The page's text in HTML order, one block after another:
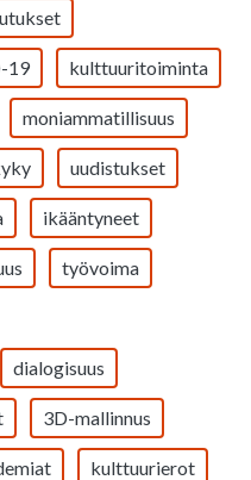
19 kulttuuritoiminta
moniammatillisuus
uudistukset
ikääntyneet
työvoima
dialogisuus
3D-mallinnus
kulttuurierot